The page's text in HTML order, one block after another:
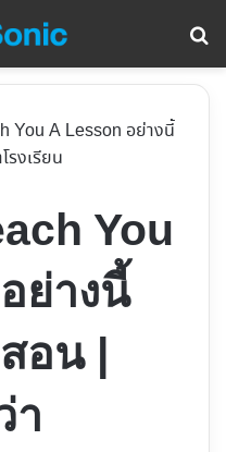
You A Lesson อย่างนี้
รงเรียน
You
ย่างนี้
อน |
า